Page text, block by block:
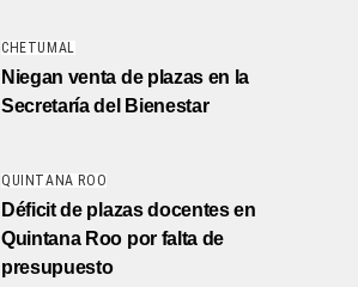
CHETUMAL
Niegan venta de plazas en la
Secretaría del Bienestar
QUINTANA ROO
Déficit de plazas docentes en
Quintana Roo por falta de
presupuesto